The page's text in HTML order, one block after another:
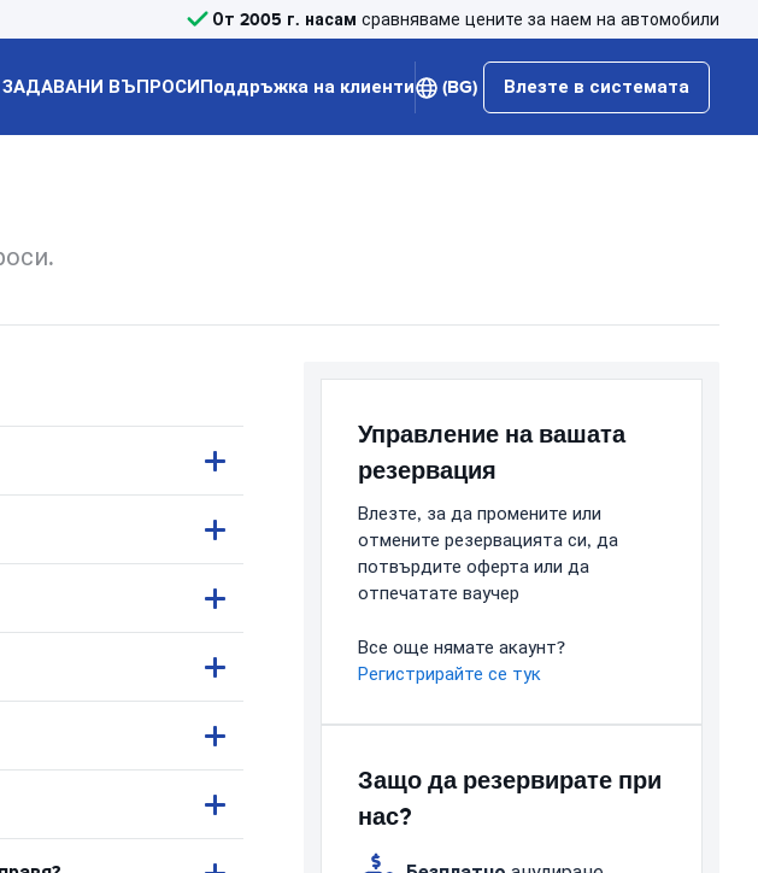
От 2005 г. насам сравняваме цените за наем на автомобили
ЗАДАВАНИ ВЪПРОСИПоддръжка на клиенти (BG) Влезте в системата
Управление на вашата
резервация
Влезте, за да промените или
отмените резервацията си, да
потвърдите оферта или да
отпечатате ваучер
Все още нямате акаунт?
Регистрирайте се тук
Защо да резервирате при
нас?